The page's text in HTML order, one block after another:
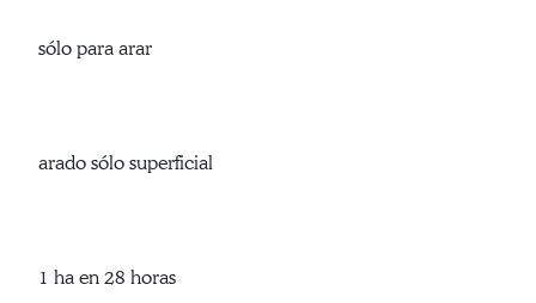
sólo para arar
arado sólo superficial
1 ha en 28 horas